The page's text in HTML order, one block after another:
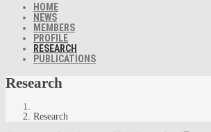
HOME
NEWS
MEMBERS
PROFILE
RESEARCH
PUBLICATIONS
Research
Research